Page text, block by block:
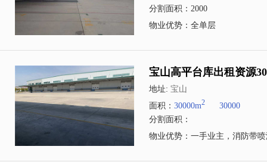
分割面积：2000
物业优势：全单层
宝山高平台库出租资源
地址: 宝山
面积： 30000m2 30000
分割面积：
物业优势：一手业主，消防带